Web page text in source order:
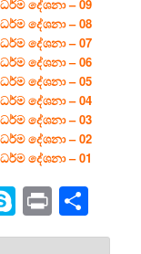
දේශනා – 09
දේශනා – 08
දේශනා – 07
දේශනා – 06
දේශනා – 05
දේශනා – 04
දේශනා – 03
දේශනා – 02
දේශනා – 01
Skype
Print